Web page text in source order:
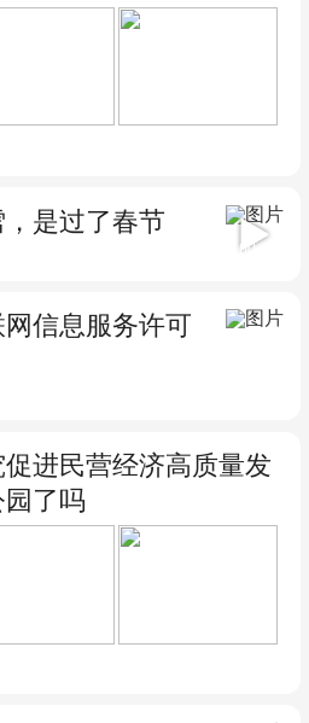
是过了春节
00:49
信息服务许可
进民营经济高质量发
了吗